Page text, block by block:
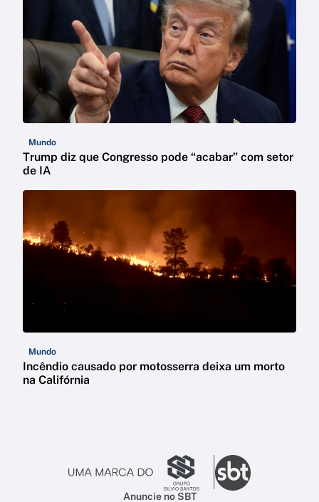
Mundo
Trump diz que Congresso pode “acabar” com setor
de IA
Mundo
Incêndio causado por motosserra deixa um morto
na Califórnia
Anuncie no SBT